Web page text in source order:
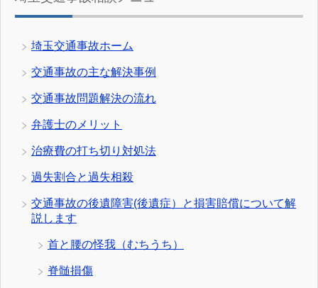
埼玉交通事故ホーム
交通事故の主な解決事例
交通事故問題解決の流れ
弁護士のメリット
治療費の打ち切り対処法
過失割合と過失相殺
交通事故の後遺障害(後遺症）と損害賠償について解
説します
首と腰の怪我（むちうち）
脊髄損傷